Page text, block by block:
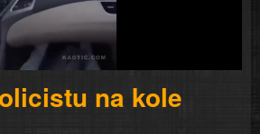
Video
na kole